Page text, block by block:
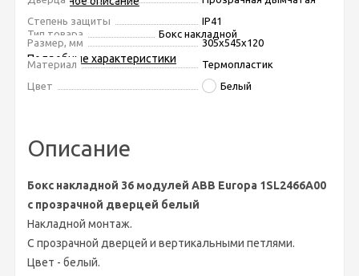
Тип товара Бокс накладной
Подробные характеристики
Степень защиты
IP41
Размер, мм
305х545х120
Материал
Термопластик
Цвет
Белый
Описание
Бокс накладной 36 модулей ABB Europa 1SL2466A00
с прозрачной дверцей белый
Накладной монтаж.
С прозрачной дверцей и вертикальными петлями.
Цвет - белый.